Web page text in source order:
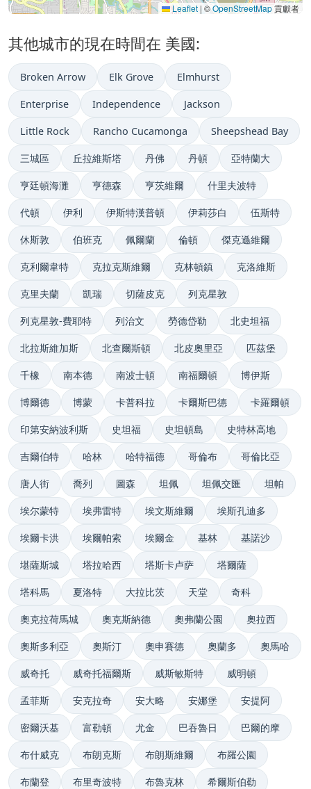
Leaflet | ©OpenStreetMap貢獻者
其他城市的現在時間在 美國:
Broken Arrow Elk Grove Elmhurst
Enterprise Independence Jackson
Little Rock Rancho Cucamonga Sheepshead Bay
三城區 丘拉維斯塔 丹佛 丹頓 亞特蘭大
亨廷頓海灘 亨德森 亨茨維爾 什里夫波特
代頓 伊利 伊斯特漢普頓 伊莉莎白 伍斯特
休斯敦 伯班克 佩爾蘭 倫頓 傑克遜維爾
克利爾韋特 克拉克斯維爾 克林頓鎮 克洛維斯
克里夫蘭 凱瑞 切薩皮克 列克星敦
列克星敦-費耶特 列治文 勞德岱勒 北史坦福
北拉斯維加斯 北查爾斯頓 北皮奧里亞 匹茲堡
千橡 南本德 南波士頓 南福爾頓 博伊斯
博爾德 博蒙 卡普科拉 卡爾斯巴德 卡羅爾頓
印第安納波利斯 史坦福 史坦頓島 史特林高地
吉爾伯特 哈林 哈特福德 哥倫布 哥倫比亞
唐人街 喬列 圖森 坦佩 坦佩交匯 坦帕
埃尔蒙特 埃弗雷特 埃文斯維爾 埃斯孔迪多
埃爾卡洪 埃爾帕索 埃爾金 基林 基諾沙
堪薩斯城 塔拉哈西 塔斯卡卢萨 塔爾薩
塔科馬 夏洛特 大拉比茨 天堂 奇科
奧克拉荷馬城 奧克斯納德 奧弗蘭公園 奧拉西
奧斯多利亞 奧斯汀 奧申賽德 奧蘭多 奧馬哈
威奇托 威奇托福爾斯 威斯敏斯特 威明頓
孟菲斯 安克拉奇 安大略 安娜堡 安提阿
密爾沃基 富勒頓 尤金 巴吞魯日 巴爾的摩
布什威克 布朗克斯 布朗斯維爾 布羅公園
布蘭登 布里奇波特 布魯克林 希爾斯伯勒